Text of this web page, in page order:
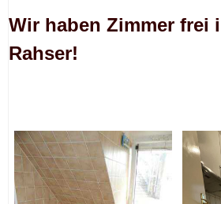
Wir haben Zimmer frei
Rahser!